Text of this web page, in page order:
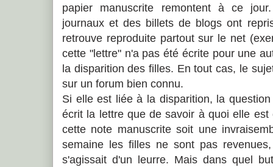
papier manuscrite remontent à ce
journaux et des billets de blogs ont
retrouve reproduite partout sur le net
cette "lettre" n'a pas été écrite pour une
la disparition des filles. En tout cas, le
sur un forum bien connu.
Si elle est liée à la disparition, la
écrit la lettre que de savoir à quoi elle
cette note manuscrite soit une
semaine les filles ne sont pas
s'agissait d'un leurre. Mais dans quel